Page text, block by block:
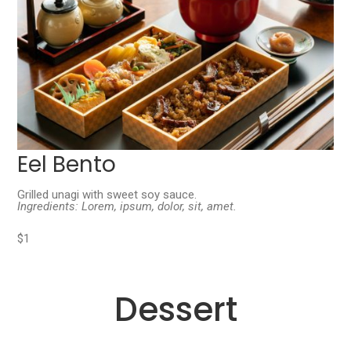
Eel Bento
Grilled unagi with sweet soy sauce.
Ingredients: Lorem, ipsum, dolor, sit, amet.
$1
Dessert